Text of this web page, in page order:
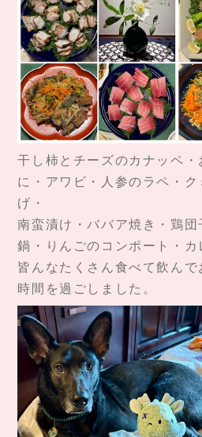
干し柿とチーズのカナッペ
に・アワビ・人参のラペ・
げ・
南蛮漬け・ババア焼き・鶏団
鍋・りんごのコンポート・
皆んなたくさん食べて飲ん
時間を過ごしました。